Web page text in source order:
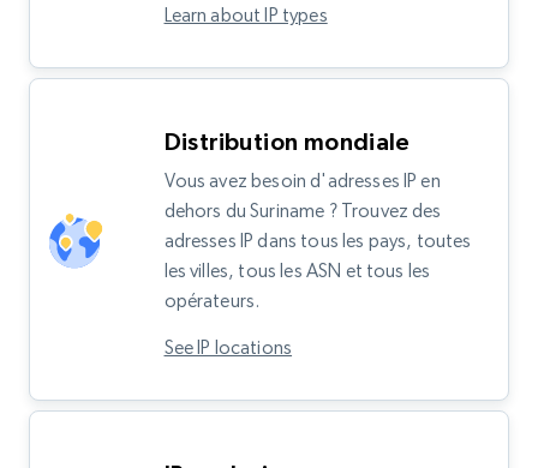
Learn about IP types
Distribution mondiale
Vous avez besoin d'adresses IP en
dehors du Suriname ? Trouvez des
adresses IP dans tous les pays, toutes
les villes, tous les ASN et tous les
opérateurs.
See IP locations